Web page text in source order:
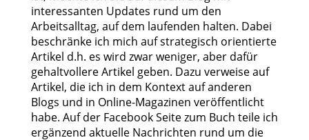
interessanten Updates rund um den
Arbeitsalltag, auf dem laufenden halten. Dabei
beschränke ich mich auf strategisch orientierte
Artikel d.h. es wird zwar weniger, aber dafür
gehaltvollere Artikel geben. Dazu verweise auf
Artikel, die ich in dem Kontext auf anderen
Blogs und in Online-Magazinen veröffentlicht
habe. Auf der Facebook Seite zum Buch teile ich
ergänzend aktuelle Nachrichten rund um die